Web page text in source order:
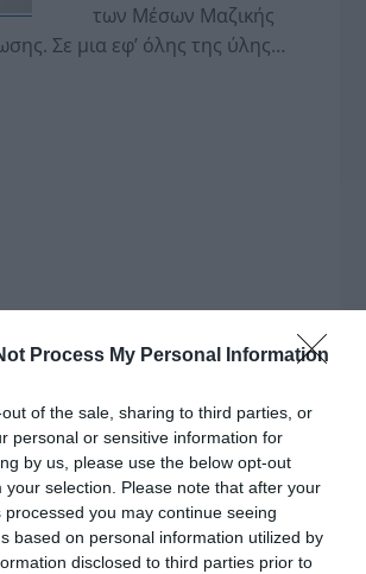
Process My Personal Information
of the sale, sharing to third parties, or
personal or sensitive information for
by us, please use the below opt-out
your selection. Please note that after your
you may continue seeing
based on personal information utilized by
disclosed to third parties prior to
των Μέσων Μαζικής
Σε μια εφ’ όλης της ύλης
ΜΑΣ